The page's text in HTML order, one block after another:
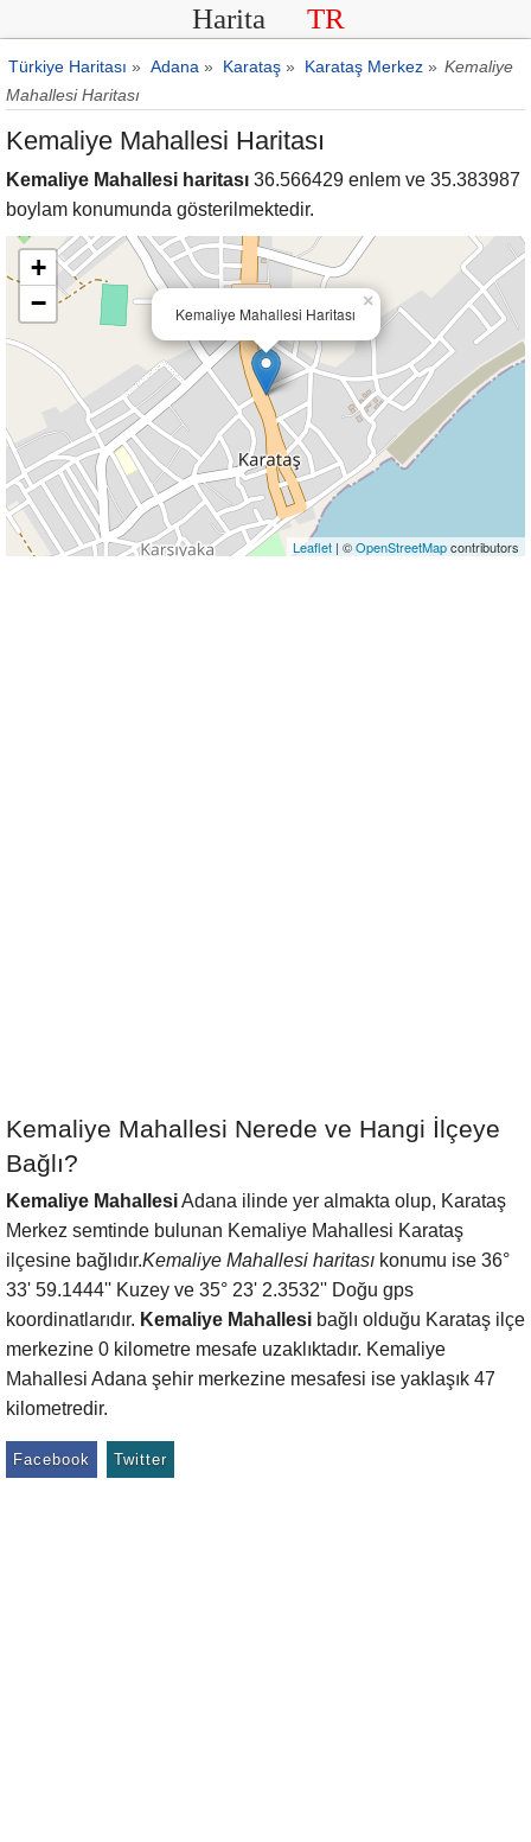
Harita TR
Türkiye Haritası » Adana » Karataş » Karataş Merkez » Kemaliye
Mahallesi Haritası
Kemaliye Mahallesi Haritası
Kemaliye Mahallesi haritası 36.566429 enlem ve 35.383987
boylam konumunda gösterilmektedir.
Kemaliye Mahallesi Haritası
×
+
−
Leaflet | ©OpenStreetMapcontributors
Kemaliye Mahallesi Nerede ve Hangi İlçeye
Bağlı?
Kemaliye MahallesiAdana ilinde yer almakta olup, Karataş
Merkez semtinde bulunan Kemaliye Mahallesi Karataş
ilçesine bağlıdır.Kemaliye Mahallesi haritası konumu ise 36°
33' 59.1444'' Kuzey ve 35° 23' 2.3532'' Doğu gps
koordinatlarıdır. Kemaliye Mahallesi bağlı olduğu Karataş ilçe
merkezine 0 kilometre mesafe uzaklıktadır. Kemaliye
Mahallesi Adana şehir merkezine mesafesi ise yaklaşık 47
kilometredir.
Facebook Twitter